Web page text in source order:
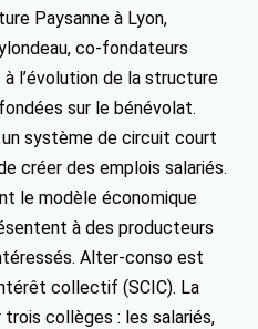
Paysanne à Lyon,
co-fondateurs
l’évolution de la structure
sur le bénévolat.
système de circuit court
créer des emplois salariés.
le modèle économique
à des producteurs
Alter-conso est
collectif (SCIC). La
collèges : les salariés,